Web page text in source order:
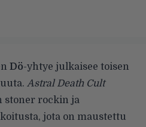
Dö-yhtye julkaisee toisen
Astral Death Cult
stoner rockin ja
jota on maustettu